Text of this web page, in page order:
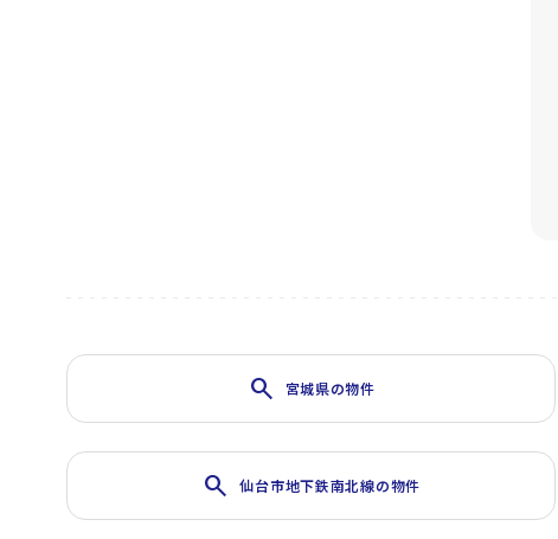
search 宮城県の物件
search 仙台市地下鉄南北線の物件